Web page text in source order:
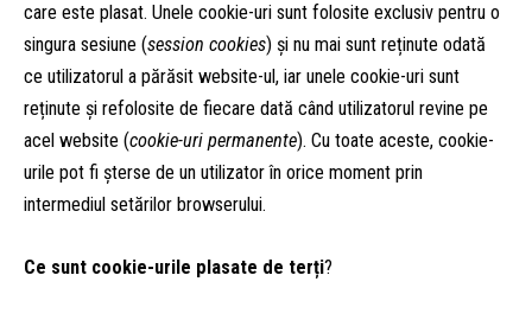
care este plasat. Unele cookie-uri sunt folosite exclusiv pentru o
singura sesiune (session cookies) și nu mai sunt reținute odată
ce utilizatorul a părăsit website-ul, iar unele cookie-uri sunt
reținute și refolosite de fiecare dată când utilizatorul revine pe
acel website (cookie-uri permanente). Cu toate aceste, cookie-
urile pot fi șterse de un utilizator în orice moment prin
intermediul setărilor browserului.
Ce sunt cookie-urile plasate de terți?